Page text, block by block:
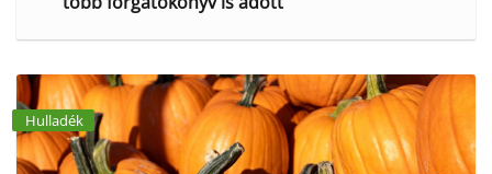
Hulladék